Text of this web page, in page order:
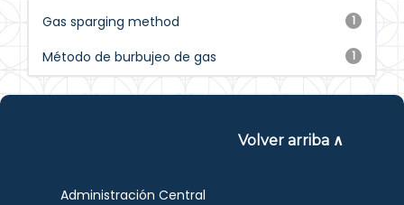
1
Gas sparging method
1
Método de burbujeo de gas
Volver arriba ∧
Administración Central